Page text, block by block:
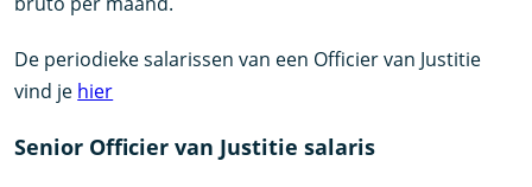
De periodieke salarissen van een Officier van Justitie
vind je hier
Senior Officier van Justitie salaris